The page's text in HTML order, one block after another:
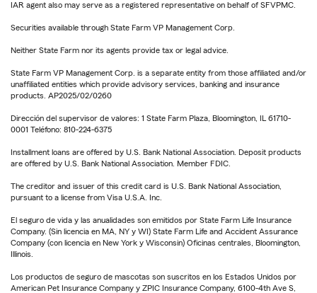
IAR agent also may serve as a registered representative on behalf of SFVPMC.
Securities available through State Farm VP Management Corp.
Neither State Farm nor its agents provide tax or legal advice.
State Farm VP Management Corp. is a separate entity from those affiliated and/or
unaffiliated entities which provide advisory services, banking and insurance
products. AP2025/02/0260
Dirección del supervisor de valores: 1 State Farm Plaza, Bloomington, IL 61710-
0001 Teléfono: 810-224-6375
Installment loans are offered by U.S. Bank National Association. Deposit products
are offered by U.S. Bank National Association. Member FDIC.
The creditor and issuer of this credit card is U.S. Bank National Association,
pursuant to a license from Visa U.S.A. Inc.
El seguro de vida y las anualidades son emitidos por State Farm Life Insurance
Company. (Sin licencia en MA, NY y WI) State Farm Life and Accident Assurance
Company (con licencia en New York y Wisconsin) Oficinas centrales, Bloomington,
Illinois.
Los productos de seguro de mascotas son suscritos en los Estados Unidos por
American Pet Insurance Company y ZPIC Insurance Company, 6100-4th Ave S,